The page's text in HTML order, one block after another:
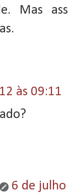
Mas
às 09:11
6 de julho